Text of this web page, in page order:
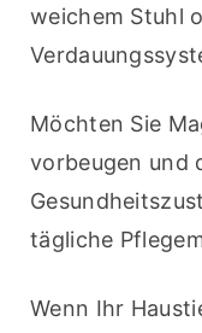
weichem Stuhl
Möchten Sie
vorbeugen und
tägliche
Wenn Ihr